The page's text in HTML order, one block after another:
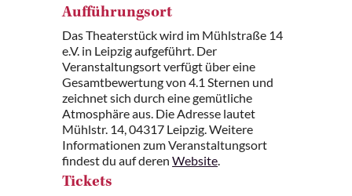
Aufführungsort
Das Theaterstück wird im Mühlstraße 14
e.V. in Leipzig aufgeführt. Der
Veranstaltungsort verfügt über eine
Gesamtbewertung von 4.1 Sternen und
zeichnet sich durch eine gemütliche
Atmosphäre aus. Die Adresse lautet
Mühlstr. 14, 04317 Leipzig. Weitere
Informationen zum Veranstaltungsort
findest du auf deren Website.
Tickets